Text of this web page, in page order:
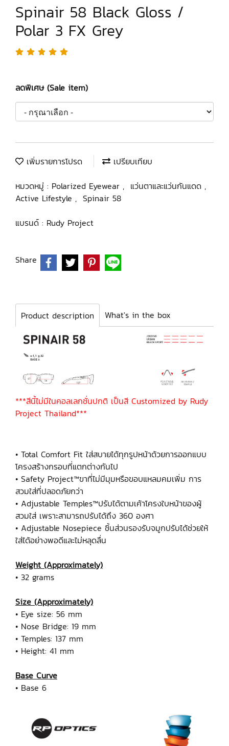
Spinair 58 Black Gloss /
Polar 3 FX Grey
ลดพิเศษ (Sale item)
เพิ่มรายการโปรด
เปรียบเทียบ
หมวดหมู่ : Polarized Eyewear , แว่นตาและแว่นกันแดด ,
Active Lifestyle , Spinair 58
แบรนด์ : Rudy Project
Share
Product description What's in the box
***สีนี้ไม่มีในคอลเลกชั่นปกติ เป็นสี Customized by Rudy
Project Thailand***
• Total Comfort Fit ใส่สบายได้ทุกรูปหน้าด้วยการออกแบบ
โครงสร้างกรอบที่แตกต่างกันไป
• Safety Project™ขาที่ไม่มีมุมหรือขอบแหลมคมเพิ่ม การ
สวมใส่ที่ปลอดภัยกว่า
• Adjustable Temples™ปรับได้ตามเค้าโครงใบหน้าของผู้
สวมใส่ เพราะสามารถปรับได้ถึง 360 องศา
• Adjustable Nosepiece ชิ้นส่วนรองรับจมูกปรับได้ช่วยให้
ใส่ได้อย่างพอดีและไม่หลุดลื่น
Weight (Approximately)
• 32 grams
Size (Approximately)
• Eye size: 56 mm
• Nose Bridge: 19 mm
• Temples: 137 mm
• Height: 41 mm
Base Curve
• Base 6